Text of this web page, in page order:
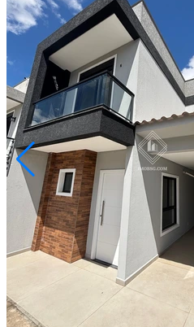
Orfãs
R$ 850.000,00
Triplex - Orfãs
Ponta Grossa/PR
2073008.001
1
Área Privativa (m²)